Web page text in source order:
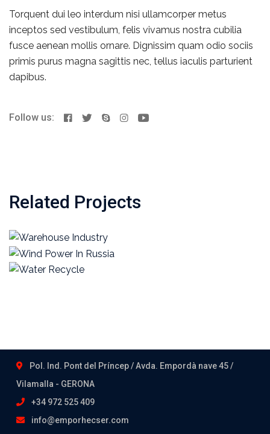
Torquent dui leo interdum nisi ullamcorper metus
inceptos sed vestibulum, felis vivamus nostra cubilia
fusce aenean mollis ornare. Dignissim quam odio sociis
primis purus magna sagittis nec, tellus iaculis parturient
dapibus.
Follow us:
Related Projects
Pol. Ind. Pont del Príncep / Avda. Empordà nave 45 /
Vilamalla - GERONA
+34 972 525 409
info@emporhecser.com